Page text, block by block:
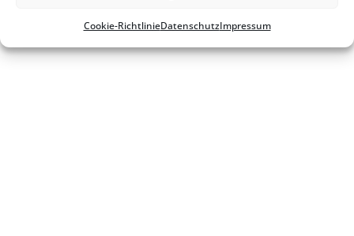
Cookie-Richt­li­nieDaten­schutzImpres­sum